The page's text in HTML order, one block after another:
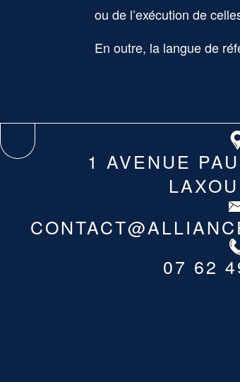
ou de l’exécution de
En outre, la langue de
1 AVENUE
07 62